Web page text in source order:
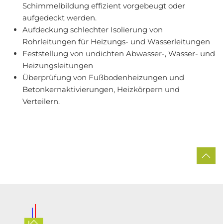
Schimmelbildung effizient vorgebeugt oder
aufgedeckt werden.
Aufdeckung schlechter Isolierung von
Rohrleitungen für Heizungs- und Wasserleitungen
Feststellung von undichten Abwasser-, Wasser- und
Heizungsleitungen
Überprüfung von Fußbodenheizungen und
Betonkernaktivierungen, Heizkörpern und
Verteilern.